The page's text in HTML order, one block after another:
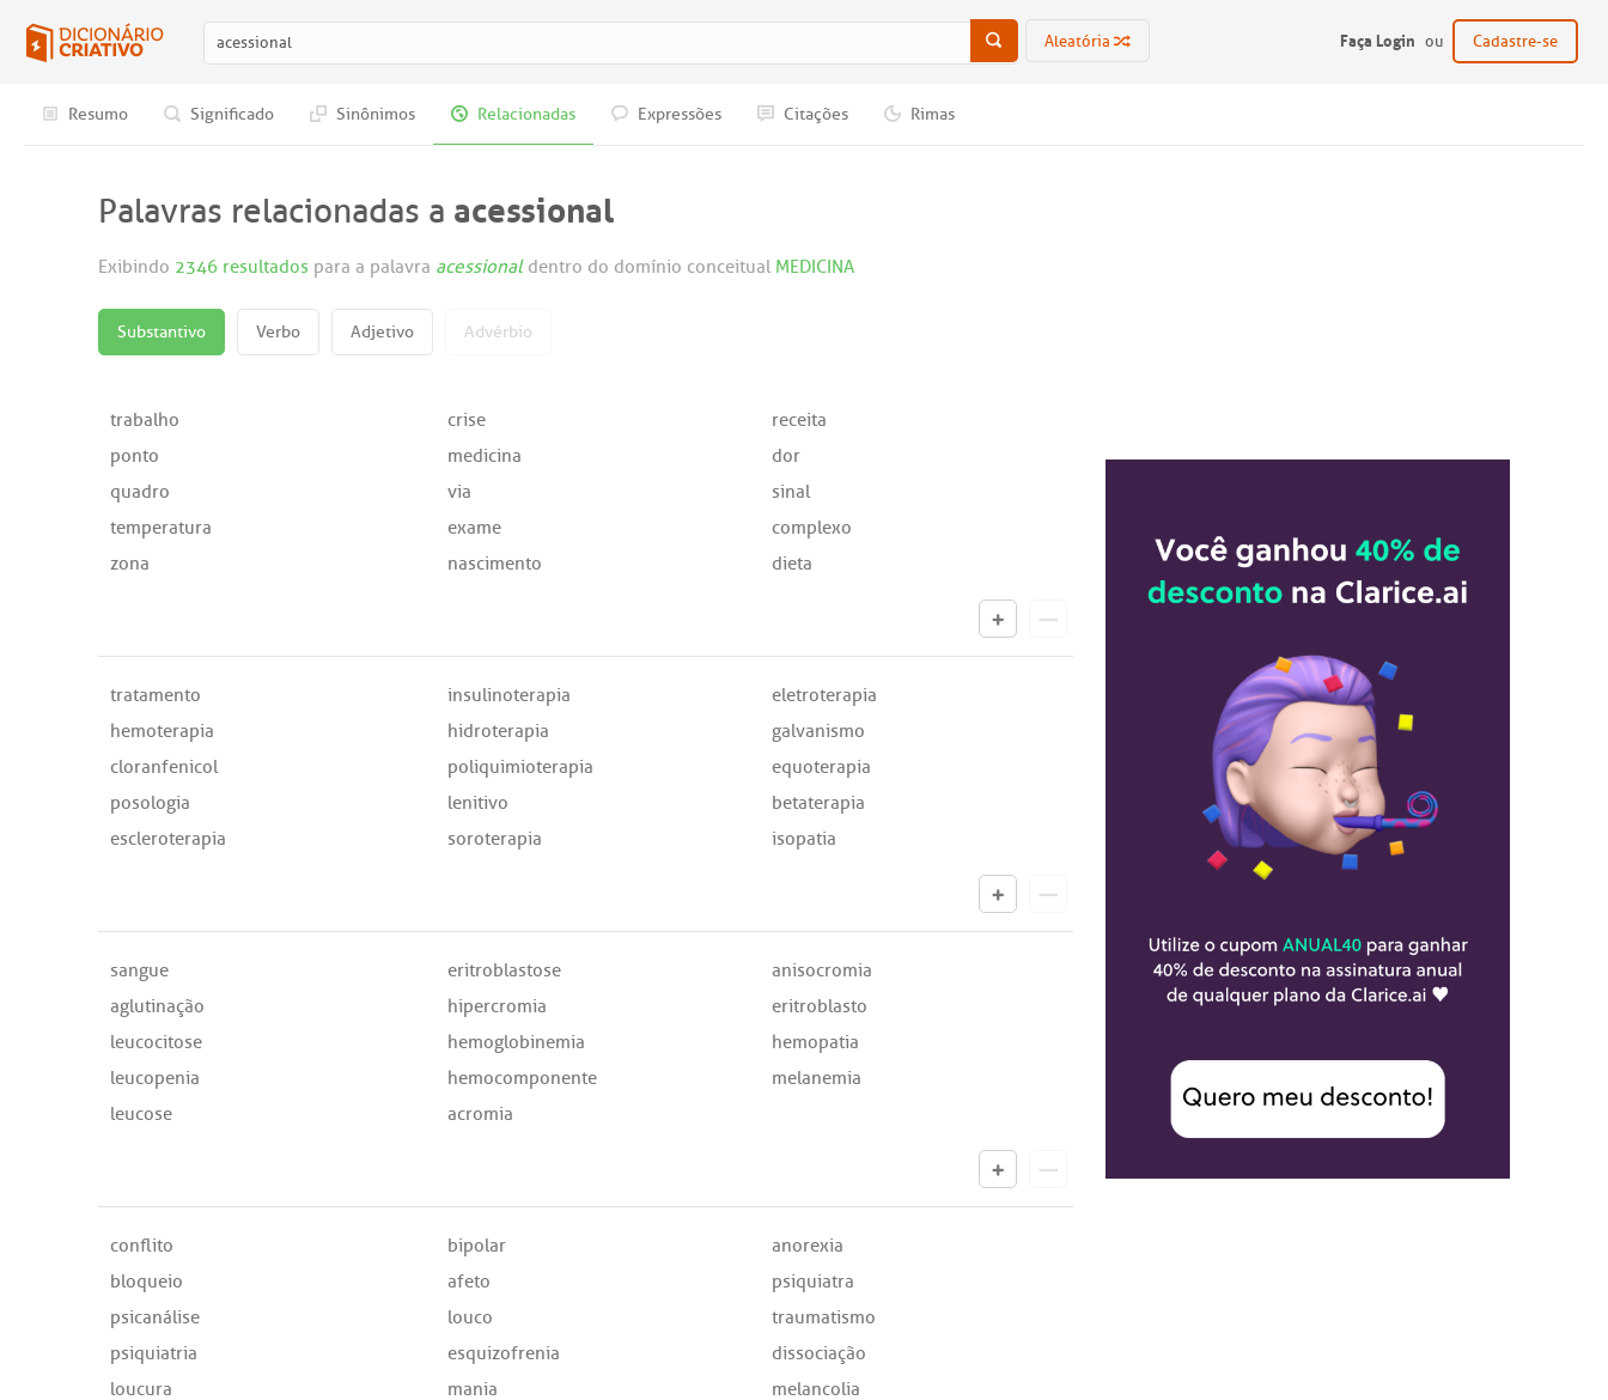
Aleatória Faça Login ou Cadastre-se
Resumo Significado Sinônimos Relacionadas Expressões Citações Rimas
Palavras relacionadas a acessional
Exibindo 2346 resultados para a palavra acessionaldentro do domínio conceitual MEDICINA
Substantivo Verbo Adjetivo Advérbio
trabalho
ponto
quadro
temperatura
zona
crise
medicina
via
exame
nascimento
receita
dor
sinal
complexo
dieta
tratamento
hemoterapia
cloranfenicol
posologia
escleroterapia
insulinoterapia
hidroterapia
poliquimioterapia
lenitivo
soroterapia
eletroterapia
galvanismo
equoterapia
betaterapia
isopatia
sangue
aglutinação
leucocitose
leucopenia
leucose
eritroblastose
hipercromia
hemoglobinemia
hemocomponente
acromia
anisocromia
eritroblasto
hemopatia
melanemia
conflito
bloqueio
psicanálise
psiquiatria
loucura
bipolar
afeto
louco
esquizofrenia
mania
anorexia
psiquiatra
traumatismo
dissociação
melancolia